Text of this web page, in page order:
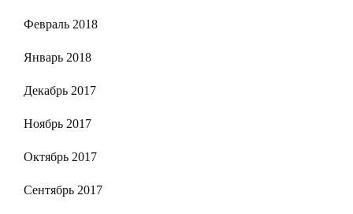
Февраль 2018
Январь 2018
Декабрь 2017
Ноябрь 2017
Октябрь 2017
Сентябрь 2017